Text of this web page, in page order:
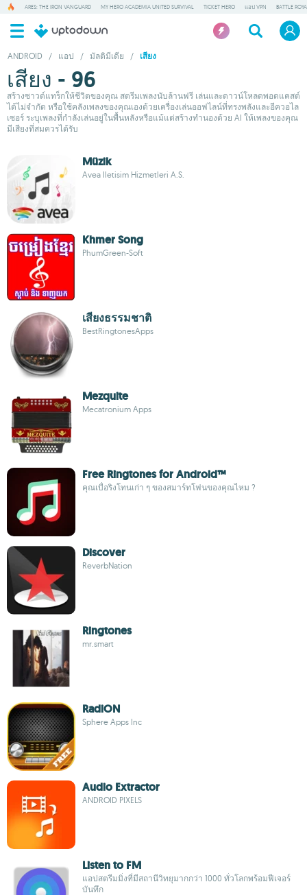
ARES: THE IRON VANGUARD MY HERO ACADEMIA UNITED SURVIVAL TICKET HERO แอป VPN BATTLE
ANDROID / แอป / มัลติมีเดีย / เสียง
เสียง - 96
สร้างซาวด์แทร็กให้ชีวิตของคุณ สตรีมเพลงนับล้านฟรี เล่นและดาวน์โหลดพอดแคสต์
ได้ไม่จำกัด หรือใช้คลังเพลงของคุณเองด้วยเครื่องเล่นออฟไลน์ที่ทรงพลังและอีควอไล
เซอร์ ระบุเพลงที่กำลังเล่นอยู่ในพื้นหลังหรือแม้แต่สร้างทำนองด้วย AI ให้เพลงของคุณ
มีเสียงที่สมควรได้รับ
Müzik
Avea Iletisim Hizmetleri A.S.
Khmer Song
PhumGreen-Soft
เสียงธรรมชาติ
BestRingtonesApps
Mezquite
Mecatronium Apps
Free Ringtones for Android™
คุณเบื่อริงโทนเก่า ๆ ของสมาร์ทโฟนของคุณไหม ?
Discover
ReverbNation
Ringtones
mr.smart
RadiON
Sphere Apps Inc
Audio Extractor
ANDROID PIXELS
Listen to FM
แอปสตรีมมิ่งที่มีสถานีวิทยุมากกว่า 1000 ทั่วโลกพร้อมฟีเจอร์
บันทึก